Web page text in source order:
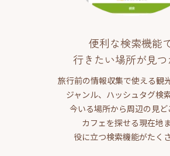
便利な検索機能
行きたい場所が見つ
旅行前の情報収集で使える観
ジャンル、ハッシュタグ検
今いる場所から周辺の見ど
カフェを探せる現在地
役に立つ検索機能がたくさ